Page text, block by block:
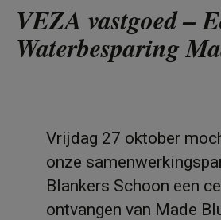
VEZA vastgoed –
Waterbesparing
Vrijdag 27 oktober
onze
Blankers Schoon een
ontvangen van Made